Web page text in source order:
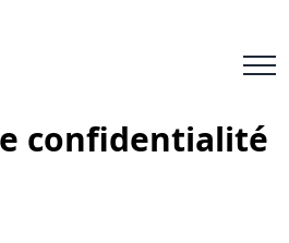
confidentialité